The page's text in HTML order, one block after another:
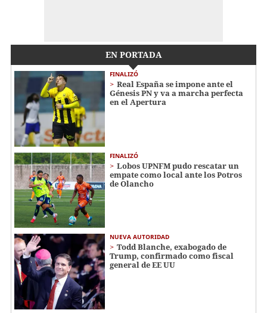
EN PORTADA
FINALIZÓ
Real España se impone ante el
Génesis PN y va a marcha perfecta
en el Apertura
FINALIZÓ
Lobos UPNFM pudo rescatar un
empate como local ante los Potros
de Olancho
NUEVA AUTORIDAD
Todd Blanche, exabogado de
Trump, confirmado como fiscal
general de EE UU